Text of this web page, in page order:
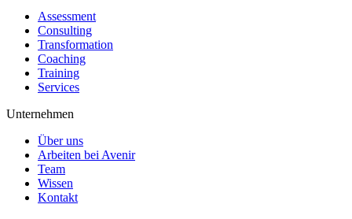
Assessment
Consulting
Transformation
Coaching
Training
Services
Unternehmen
Über uns
Arbeiten bei Avenir
Team
Wissen
Kontakt